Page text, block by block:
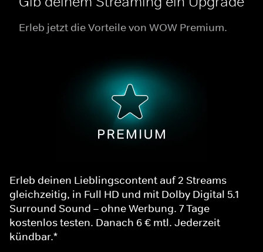
Erleb jetzt die Vorteile von WOW Premium.
Erleb deinen Lieblingscontent auf 2 Streams
gleichzeitig, in Full HD und mit Dolby Digital 5.1
Surround Sound – ohne Werbung. 7 Tage
kostenlos testen. Danach 6 € mtl. Jederzeit
kündbar.*